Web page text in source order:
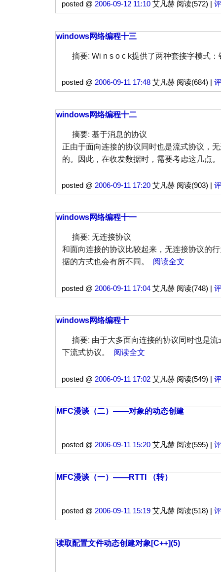
posted @ 2006-09-12 11:10艾凡赫 阅读(572) |
windows网络编程十三
摘要: Wi n s o c k提供了两种套接字模式
posted @ 2006-09-11 17:48艾凡赫 阅读(684) |
windows网络编程十二
摘要: 基于消息的协议
正由于面向连接的协议同时也是流式协议，
的。因此，在收发数据时，需要考虑这几点
posted @ 2006-09-11 17:20艾凡赫 阅读(903) |
windows网络编程十一
摘要: 无连接协议
和面向连接的协议比较起来，无连接协议的
据的方式也会有所不同。 阅读全文
posted @ 2006-09-11 17:04艾凡赫 阅读(748) |
windows网络编程十
摘要: 由于大多面向连接的协议同时也是流
下流式协议。 阅读全文
posted @ 2006-09-11 17:02艾凡赫 阅读(549) |
MFC漫谈（二）——对象的动态创建
posted @ 2006-09-11 15:20艾凡赫 阅读(595) |
MFC漫谈（一）——RTTI （转）
posted @ 2006-09-11 15:19艾凡赫 阅读(518) |
读取配置文件动态创建对象[C++](5)